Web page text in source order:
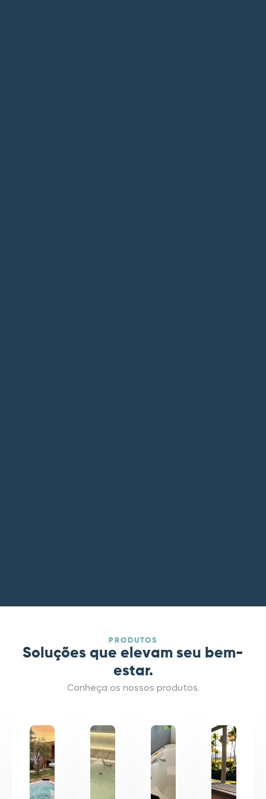
PRODUTOS
Soluções que elevam seu bem-
estar.
Conheça os nossos produtos.